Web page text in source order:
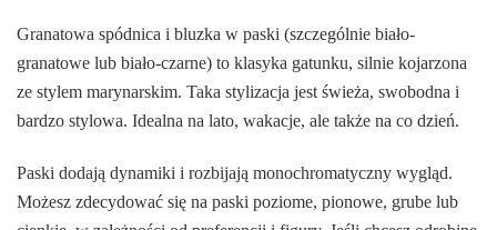
Granatowa spódnica i bluzka w paski (szczególnie biało-
granatowe lub biało-czarne) to klasyka gatunku, silnie kojarzona
ze stylem marynarskim. Taka stylizacja jest świeża, swobodna i
bardzo stylowa. Idealna na lato, wakacje, ale także na co dzień.
Paski dodają dynamiki i rozbijają monochromatyczny wygląd.
Możesz zdecydować się na paski poziome, pionowe, grube lub